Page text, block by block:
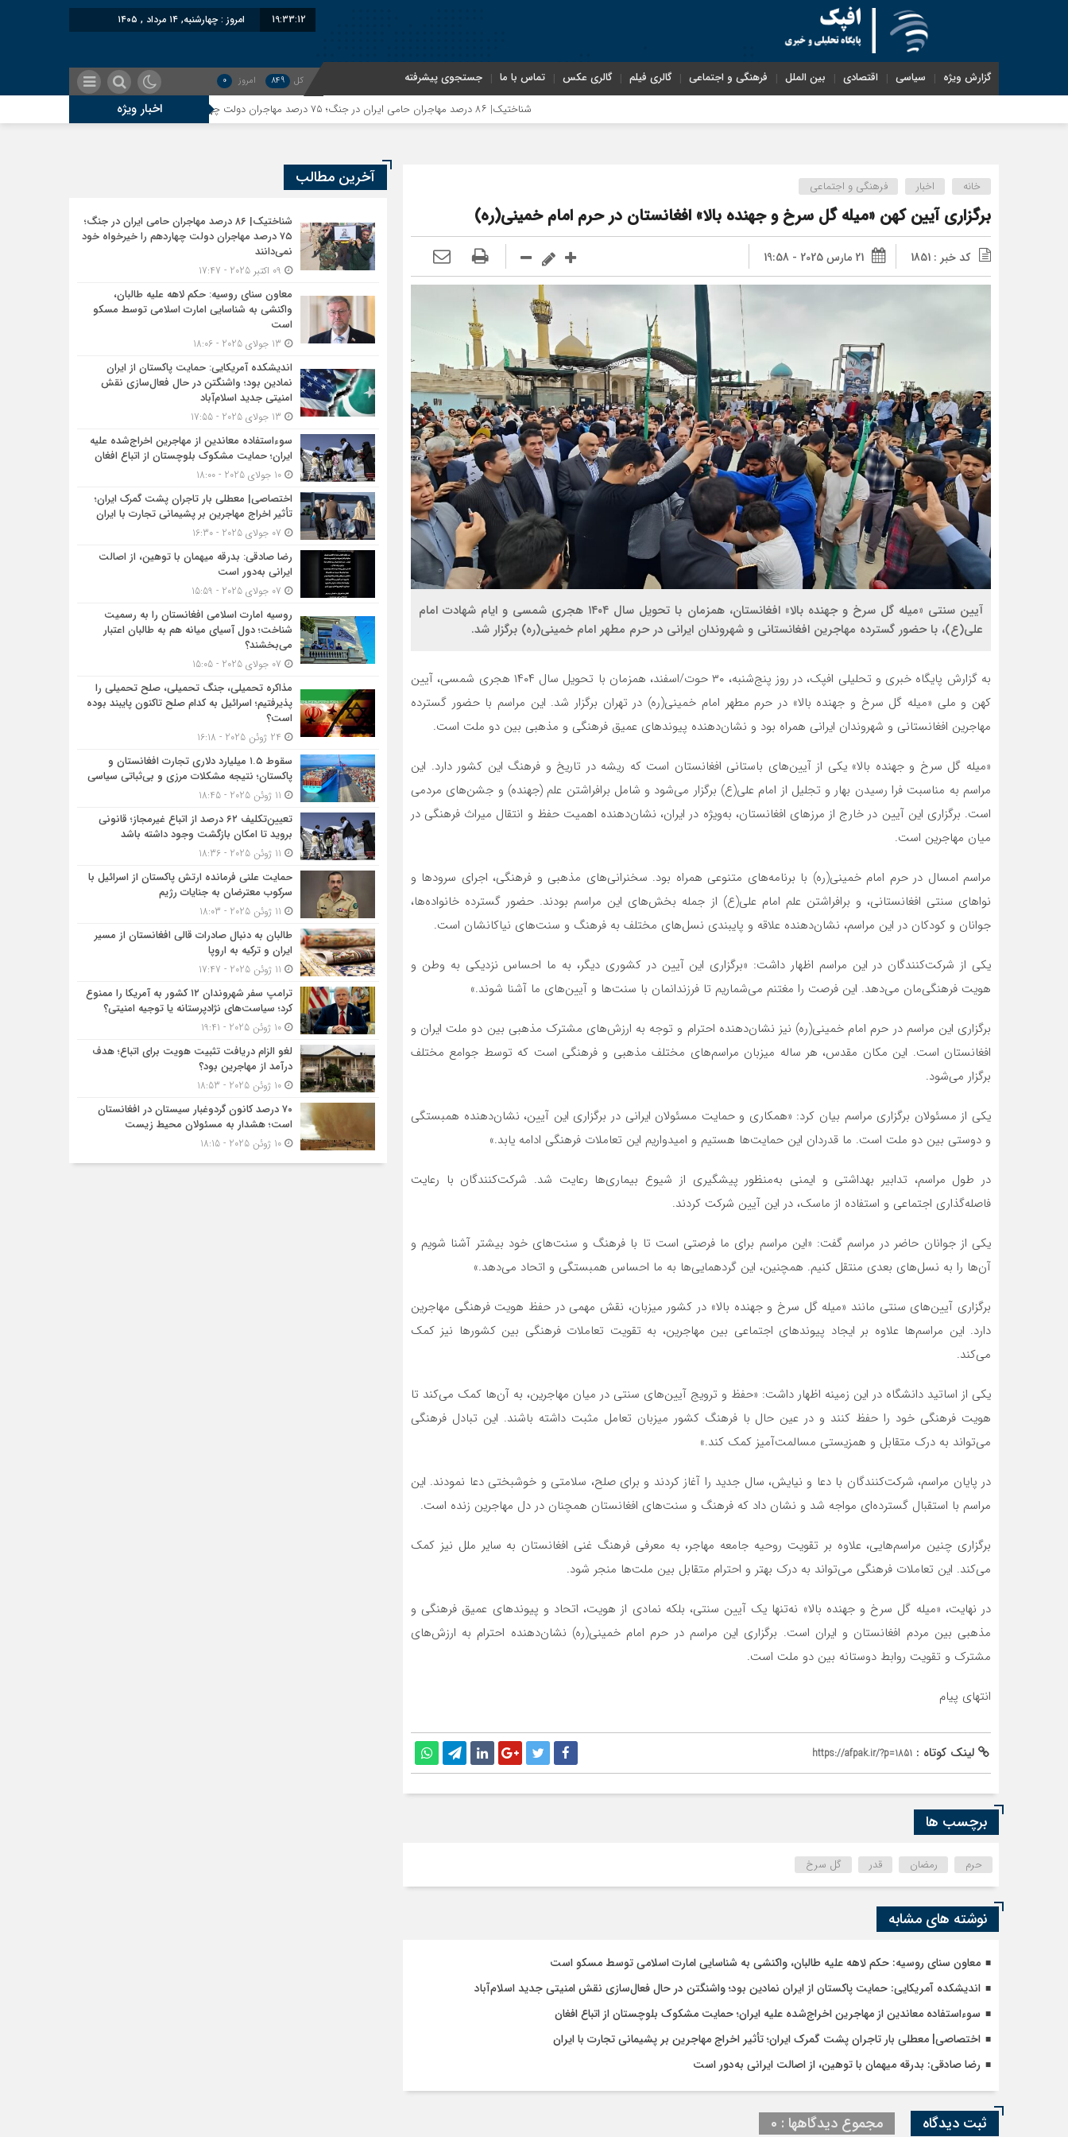
19:33:13 امروز : چهارشنبه, ۱۴ مرداد , ۱۴۰۵
گزارش ویژه سیاسی اقتصادی بین الملل فرهنگی و اجتماعی گالری فیلم گالری عکس تماس با ما جستجوی پیشرفته کل 849 امروز 0
اخبار ویژه
خانه اخبار فرهنگی و اجتماعی
برگزاری آیین کهن «میله گل سرخ و جهنده بالا» افغانستان در حرم امام خمینی(ره)
کد خبر : 1851 21 مارس 2025 - 19:58
آیین سنتی «میله گل سرخ و جهنده بالا» افغانستان، همزمان با تحویل سال ۱۴۰۴ هجری شمسی و ایام شهادت امام
علی(ع)، با حضور گسترده مهاجرین افغانستانی و شهروندان ایرانی در حرم مطهر امام خمینی(ره) برگزار شد.
به گزارش پایگاه خبری و تحلیلی افپک، در روز پنج‌شنبه، ۳۰ حوت/اسفند، همزمان با تحویل سال ۱۴۰۴ هجری شمسی، آیین
کهن و ملی «میله گل سرخ و جهنده بالا» در حرم مطهر امام خمینی(ره) در تهران برگزار شد. این مراسم با حضور گسترده
مهاجرین افغانستانی و شهروندان ایرانی همراه بود و نشان‌دهنده پیوندهای عمیق فرهنگی و مذهبی بین دو ملت است.
«میله گل سرخ و جهنده بالا» یکی از آیین‌های باستانی افغانستان است که ریشه در تاریخ و فرهنگ این کشور دارد. این
مراسم به مناسبت فرا رسیدن بهار و تجلیل از امام علی(ع) برگزار می‌شود و شامل برافراشتن علم (جهنده) و جشن‌های مردمی
است. برگزاری این آیین در خارج از مرزهای افغانستان، به‌ویژه در ایران، نشان‌دهنده اهمیت حفظ و انتقال میراث فرهنگی در
میان مهاجرین است.
مراسم امسال در حرم امام خمینی(ره) با برنامه‌های متنوعی همراه بود. سخنرانی‌های مذهبی و فرهنگی، اجرای سرودها و
نواهای سنتی افغانستانی، و برافراشتن علم امام علی(ع) از جمله بخش‌های این مراسم بودند. حضور گسترده خانواده‌ها،
جوانان و کودکان در این مراسم، نشان‌دهنده علاقه و پایبندی نسل‌های مختلف به فرهنگ و سنت‌های نیاکانشان است.
یکی از شرکت‌کنندگان در این مراسم اظهار داشت: «برگزاری این آیین در کشوری دیگر، به ما احساس نزدیکی به وطن و
هویت فرهنگی‌مان می‌دهد. این فرصت را مغتنم می‌شماریم تا فرزندانمان با سنت‌ها و آیین‌های ما آشنا شوند.»
برگزاری این مراسم در حرم امام خمینی(ره) نیز نشان‌دهنده احترام و توجه به ارزش‌های مشترک مذهبی بین دو ملت ایران و
افغانستان است. این مکان مقدس، هر ساله میزبان مراسم‌های مختلف مذهبی و فرهنگی است که توسط جوامع مختلف
برگزار می‌شود.
یکی از مسئولان برگزاری مراسم بیان کرد: «همکاری و حمایت مسئولان ایرانی در برگزاری این آیین، نشان‌دهنده همبستگی
و دوستی بین دو ملت است. ما قدردان این حمایت‌ها هستیم و امیدواریم این تعاملات فرهنگی ادامه یابد.»
در طول مراسم، تدابیر بهداشتی و ایمنی به‌منظور پیشگیری از شیوع بیماری‌ها رعایت شد. شرکت‌کنندگان با رعایت
فاصله‌گذاری اجتماعی و استفاده از ماسک، در این آیین شرکت کردند.
یکی از جوانان حاضر در مراسم گفت: «این مراسم برای ما فرصتی است تا با فرهنگ و سنت‌های خود بیشتر آشنا شویم و
آن‌ها را به نسل‌های بعدی منتقل کنیم. همچنین، این گردهمایی‌ها به ما احساس همبستگی و اتحاد می‌دهد.»
برگزاری آیین‌های سنتی مانند «میله گل سرخ و جهنده بالا» در کشور میزبان، نقش مهمی در حفظ هویت فرهنگی مهاجرین
دارد. این مراسم‌ها علاوه بر ایجاد پیوندهای اجتماعی بین مهاجرین، به تقویت تعاملات فرهنگی بین کشورها نیز کمک
می‌کند.
یکی از اساتید دانشگاه در این زمینه اظهار داشت: «حفظ و ترویج آیین‌های سنتی در میان مهاجرین، به آن‌ها کمک می‌کند تا
هویت فرهنگی خود را حفظ کنند و در عین حال با فرهنگ کشور میزبان تعامل مثبت داشته باشند. این تبادل فرهنگی
می‌تواند به درک متقابل و همزیستی مسالمت‌آمیز کمک کند.»
در پایان مراسم، شرکت‌کنندگان با دعا و نیایش، سال جدید را آغاز کردند و برای صلح، سلامتی و خوشبختی دعا نمودند. این
مراسم با استقبال گسترده‌ای مواجه شد و نشان داد که فرهنگ و سنت‌های افغانستان همچنان در دل مهاجرین زنده است.
برگزاری چنین مراسم‌هایی، علاوه بر تقویت روحیه جامعه مهاجر، به معرفی فرهنگ غنی افغانستان به سایر ملل نیز کمک
می‌کند. این تعاملات فرهنگی می‌تواند به درک بهتر و احترام متقابل بین ملت‌ها منجر شود.
در نهایت، «میله گل سرخ و جهنده بالا» نه‌تنها یک آیین سنتی، بلکه نمادی از هویت، اتحاد و پیوندهای عمیق فرهنگی و
مذهبی بین مردم افغانستان و ایران است. برگزاری این مراسم در حرم امام خمینی(ره) نشان‌دهنده احترام به ارزش‌های
مشترک و تقویت روابط دوستانه بین دو ملت است.
انتهای پیام
لینک کوتاه : https://afpak.ir/?p=1851
برچسب ها
حرم رمضان قدر گل سرخ
نوشته های مشابه
معاون سنای روسیه: حکم لاهه علیه طالبان، واکنشی به شناسایی امارت اسلامی توسط مسکو است
اندیشکده آمریکایی: حمایت پاکستان از ایران نمادین بود؛ واشنگتن در حال فعال‌سازی نقش امنیتی جدید اسلام‌آباد
سوءاستفاده معاندین از مهاجرین اخراج‌شده علیه ایران؛ حمایت مشکوک بلوچستان از اتباع افغان
اختصاصی| معطلی بار تاجران پشت گمرک ایران؛ تأثیر اخراج مهاجرین بر پشیمانی تجارت با ایران
رضا صادقی: بدرقه میهمان با توهین، از اصالت ایرانی به‌دور است
ثبت دیدگاه مجموع دیدگاهها : 0
آخرین مطالب
شناختیک| ۸۶ درصد مهاجران حامی ایران در جنگ؛
۷۵ درصد مهاجران دولت چهاردهم را خیرخواه خود
نمی‌دانند
معاون سنای روسیه: حکم لاهه علیه طالبان،
واکنشی به شناسایی امارت اسلامی توسط مسکو
است
اندیشکده آمریکایی: حمایت پاکستان از ایران
نمادین بود؛ واشنگتن در حال فعال‌سازی نقش
امنیتی جدید اسلام‌آباد
سوءاستفاده معاندین از مهاجرین اخراج‌شده علیه
ایران؛ حمایت مشکوک بلوچستان از اتباع افغان
10 جولای 2025 - 18:00
اختصاصی| معطلی بار تاجران پشت گمرک ایران؛
تأثیر اخراج مهاجرین بر پشیمانی تجارت با ایران
رضا صادقی: بدرقه میهمان با توهین، از اصالت
ایرانی به‌دور است
روسیه امارت اسلامی افغانستان را به رسمیت
شناخت؛ دول آسیای میانه هم به طالبان اعتبار
می‎‌بخشند؟
مذاکره تحمیلی، جنگ تحمیلی، صلح تحمیلی را
پذیرفتیم؛ اسرائیل به کدام صلح تاکنون پایبند بوده
است؟
سقوط ۱.۵ میلیارد دلاری تجارت افغانستان و
پاکستان؛ نتیجه مشکلات مرزی و بی‌ثباتی سیاسی
تعیین‌تکلیف ۶۲ درصد از اتباع غیرمجاز؛ قانونی
بروید تا امکان بازگشت وجود داشته باشد
حمایت علنی فرمانده ارتش پاکستان از اسرائیل با
سرکوب معترضان به جنایات رژیم
طالبان به دنبال صادرات قالی افغانستان از مسیر
ایران و ترکیه به اروپا
ترامپ سفر شهروندان ۱۲ کشور به آمریکا را ممنوع
کرد؛ سیاست‌های نژادپرستانه یا توجیه امنیتی؟
10 ژوئن 2025 - 19:41
لغو الزام دریافت تثبیت هویت برای اتباع؛ هدف
درآمد از مهاجرین بود؟
10 ژوئن 2025 - 18:53
۷۰ درصد کانون گردوغبار سیستان در افغانستان
است؛ هشدار به مسئولان محیط زیست
10 ژوئن 2025 - 18:15